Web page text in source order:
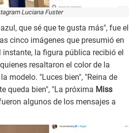
Luciana Fuster
que sé que te gusta más", fue el
cinco imágenes que presumió en
instante, la figura pública recibió el
resaltaron el color de la
modelo. "Luces bien", "Reina de
queda bien", "La próxima Miss
algunos de los mensajes a